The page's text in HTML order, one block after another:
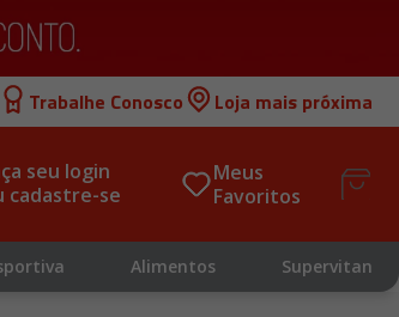
Trabalhe Conosco Loja mais próxima
seu login
cadastre-se
Meus
Favoritos
Alimentos Supervitan